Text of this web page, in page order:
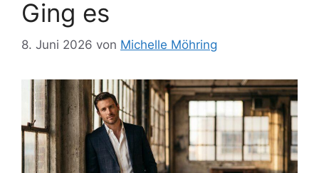
Ging es
8. Juni 2026 von Michelle Möhring